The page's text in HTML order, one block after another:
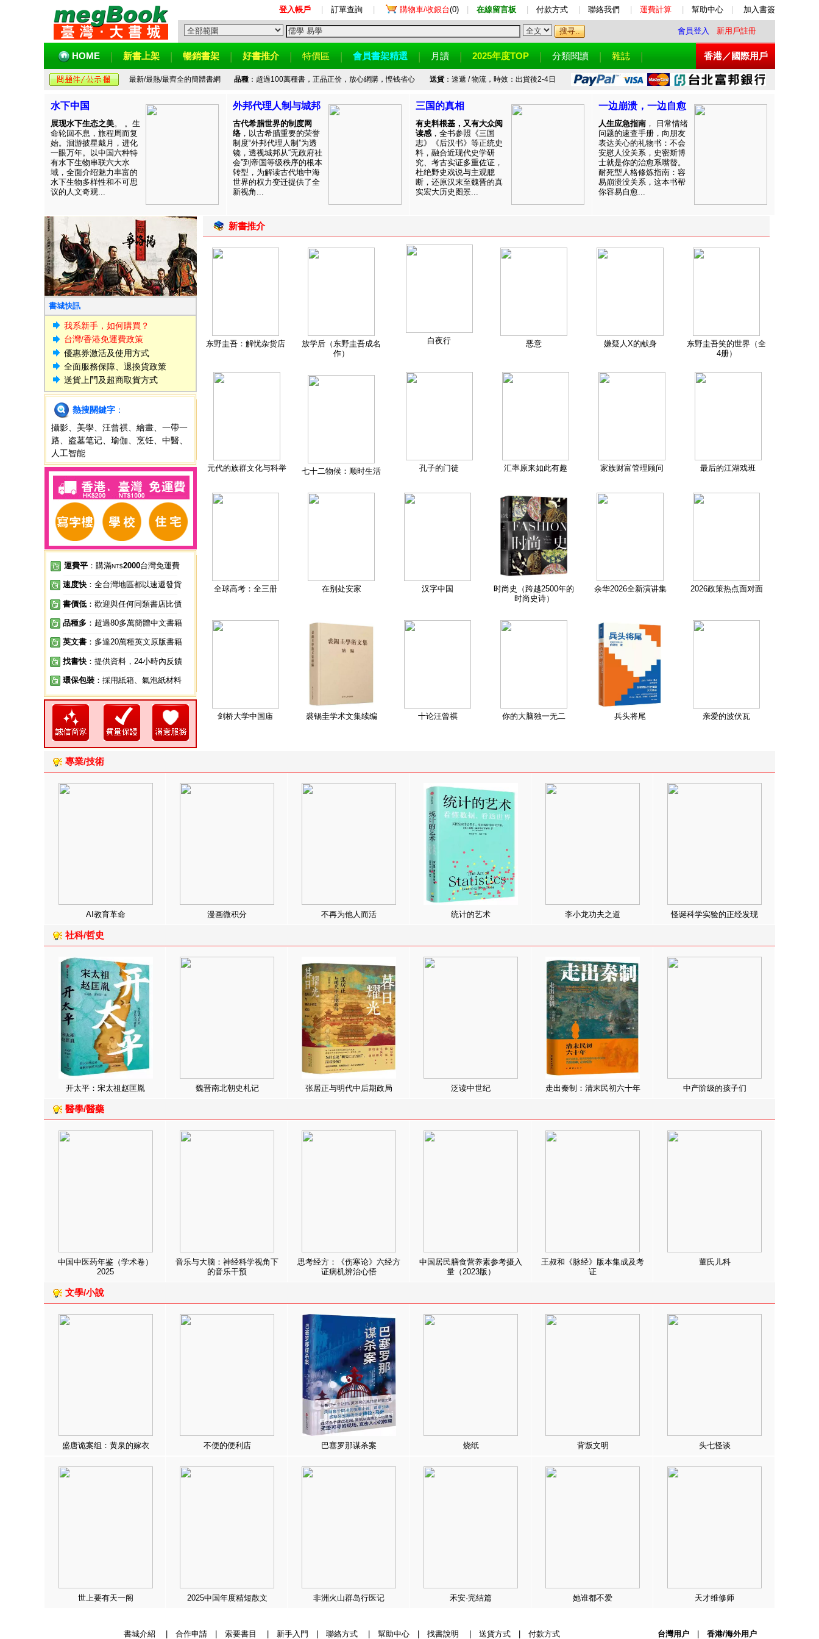
登入帳戶 訂單查詢 購物車/收銀台(0) 在線留言板 付款方式 聯絡我們 運費計算 幫助中心 加入書簽
會員登入 新用戶註冊
HOME 新書上架 暢銷書架 好書推介 特價區 會員書架精選 月讀 2025年度TOP 分類閱讀 雜誌 香港／國際用戶
最新/最熱/最齊全的簡體書網 品種：超過100萬種書，正品正价，放心網購，悭钱省心 送貨：速遞 / 物流，時效：出貨後2-4日
水下中国
展现水下生态之美。 。生
命轮回不息，旅程周而复
始。洄游披星戴月，进化
一眼万年。以中国六种特
有水下生物串联六大水
域，全面介绍魅力丰富的
水下生物多样性和不可思
议的人文奇观...
外邦代理人制与城邦
古代希腊世界的制度网
络 ，以古希腊重要的荣誉
制度“外邦代理人制”为透
镜，透视城邦从“无政府社
会”到帝国等级秩序的根本
转型，为解读古代地中海
世界的权力变迁提供了全
新视角...
三国的真相
有史料根基，又有大众阅
读感 ，全书参照《三国
志》《后汉书》等正统史
料，融合近现代史学研
究、考古实证多重佐证，
杜绝野史戏说与主观臆
断，还原汉末至魏晋的真
实宏大历史图景...
一边崩溃，一边自愈
人生应急指南 ， 日常情绪
问题的速查手册，向朋友
表达关心的礼物书：不会
安慰人没关系，史密斯博
士就是你的治愈系嘴替。
耐死型人格修炼指南：容
易崩溃没关系，这本书帮
你容易自愈...
書城快訊
我系新手，如何購買？
台灣/香港免運費政策
優惠券激活及使用方式
全面服務保障、退換貨政策
送貨上門及超商取貨方式
熱搜關鍵字 ：
攝影
美學 汪曾祺 繪畫
一帶一
路
盗墓笔记 瑜伽 烹饪 中醫
人工智能
運費平 ：購滿NT$2000台灣免運費
速度快 ：全台灣地區都以速遞發貨
書價低 ：歡迎與任何同類書店比價
品種多 ：超過80多萬簡體中文書籍
英文書 ：多達20萬種英文原版書籍
找書快 ：提供資料，24小時內反饋
環保包裝 ：採用紙箱、氣泡紙材料
新書推介
东野圭吾：解忧杂货店
放学后（东野圭吾成名
作）
白夜行 恶意 嫌疑人X的献身
东野圭吾笑的世界（全
4册）
元代的族群文化与科举 七十二物候：顺时生活 孔子的门徒 汇率原来如此有趣 家族财富管理顾问 最后的江湖戏班
全球高考：全三册 在别处安家 汉字中国
时尚史（跨越2500年的
时尚史诗）
余华2026全新演讲集 2026政策热点面对面
剑桥大学中国庙 裘锡圭学术文集续编 十论汪曾祺 你的大脑独一无二 兵头将尾 亲爱的波伏瓦
專業/技術
AI教育革命 漫画微积分 不再为他人而活 统计的艺术 李小龙功夫之道 怪诞科学实验的正经发现
社科/哲史
开太平：宋太祖赵匡胤 魏晋南北朝史札记 张居正与明代中后期政局 泛读中世纪 走出秦制：清末民初六十年 中产阶级的孩子们
醫學/醫藥
中国中医药年鉴（学术卷）
2025
音乐与大脑：神经科学视角下
的音乐干预
思考经方：《伤寒论》六经方
证病机辨治心悟
中国居民膳食营养素参考摄入
量（2023版）
王叔和《脉经》版本集成及考
证
董氏儿科
文學/小說
盛唐诡案组：黄泉的嫁衣 不便的便利店 巴塞罗那谋杀案 烧纸 背叛文明 头七怪谈
世上要有天一阁 2025中国年度精短散文 非洲火山群岛行医记 禾安·完结篇 她谁都不爱 天才维修师
書城介紹 合作申請| 索要書目 新手入門 聯絡方式| 幫助中心| 找書說明 送貨方式| 付款方式 台灣用户 香港/海外用户